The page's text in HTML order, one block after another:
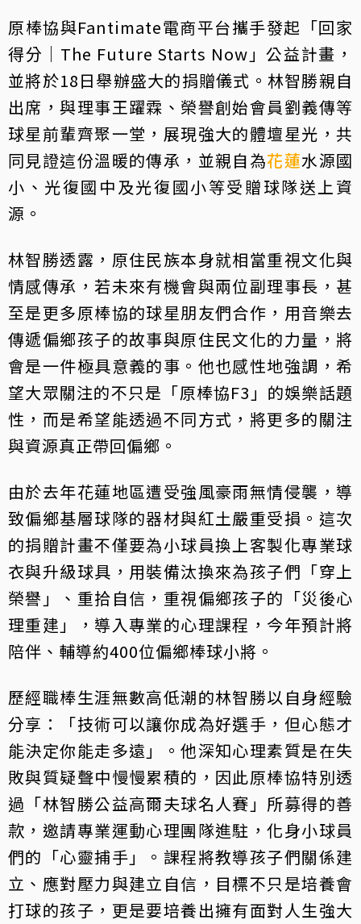
原棒協與Fantimate電商平台攜手發起「回家
得分｜The Future Starts Now」公益計畫，
並將於18日舉辦盛大的捐贈儀式。林智勝親自
出席，與理事王躍霖、榮譽創始會員劉義傳等
球星前輩齊聚一堂，展現強大的體壇星光，共
同見證這份溫暖的傳承，並親自為花蓮水源國
小、光復國中及光復國小等受贈球隊送上資
源。
林智勝透露，原住民族本身就相當重視文化與
情感傳承，若未來有機會與兩位副理事長，甚
至是更多原棒協的球星朋友們合作，用音樂去
傳遞偏鄉孩子的故事與原住民文化的力量，將
會是一件極具意義的事。他也感性地強調，希
望大眾關注的不只是「原棒協F3」的娛樂話題
性，而是希望能透過不同方式，將更多的關注
與資源真正帶回偏鄉。
由於去年花蓮地區遭受強風豪雨無情侵襲，導
致偏鄉基層球隊的器材與紅土嚴重受損。這次
的捐贈計畫不僅要為小球員換上客製化專業球
衣與升級球具，用裝備汰換來為孩子們「穿上
榮譽」、重拾自信，重視偏鄉孩子的「災後心
理重建」，導入專業的心理課程，今年預計將
陪伴、輔導約400位偏鄉棒球小將。
歷經職棒生涯無數高低潮的林智勝以自身經驗
分享：「技術可以讓你成為好選手，但心態才
能決定你能走多遠」。他深知心理素質是在失
敗與質疑聲中慢慢累積的，因此原棒協特別透
過「林智勝公益高爾夫球名人賽」所募得的善
款，邀請專業運動心理團隊進駐，化身小球員
們的「心靈捕手」。課程將教導孩子們關係建
立、應對壓力與建立自信，目標不只是培養會
打球的孩子，更是要培養出擁有面對人生強大